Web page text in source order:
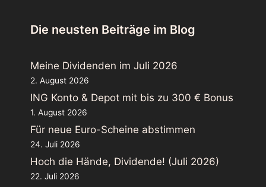
Die neusten Beiträge im Blog
Meine Dividenden im Juli 2026
2. August 2026
ING Konto & Depot mit bis zu 300 € Bonus
1. August 2026
Für neue Euro-Scheine abstimmen
24. Juli 2026
Hoch die Hände, Dividende! (Juli 2026)
22. Juli 2026